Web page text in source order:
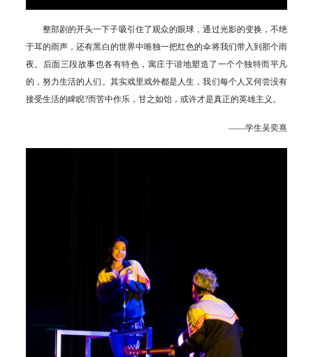
整部剧的开头一下子吸引住了观众的眼球，通过光影的变换，不绝
于耳的雨声，还有黑白的世界中唯独一把红色的伞将我们带入到那个雨
夜。后面三段故事也各有特色，寓庄于谐地塑造了一个个独特而平凡
的，努力生活的人们。其实戏里戏外都是人生，我们每个人又何尝没有
接受生活的睥睨?而苦中作乐，甘之如饴，或许才是真正的英雄主义。
——学生吴奕熹